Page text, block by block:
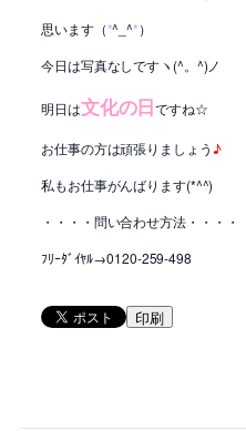
思います（*^_^*）
今日は写真なしですヽ(^。^)ノ
明日は文化の日ですね☆
お仕事の方は頑張りましょう♪
私もお仕事がんばります(*^^)
・・・・問い合わせ方法・・・・
ﾌﾘｰﾀﾞｲﾔﾙ→0120-259-498
印刷